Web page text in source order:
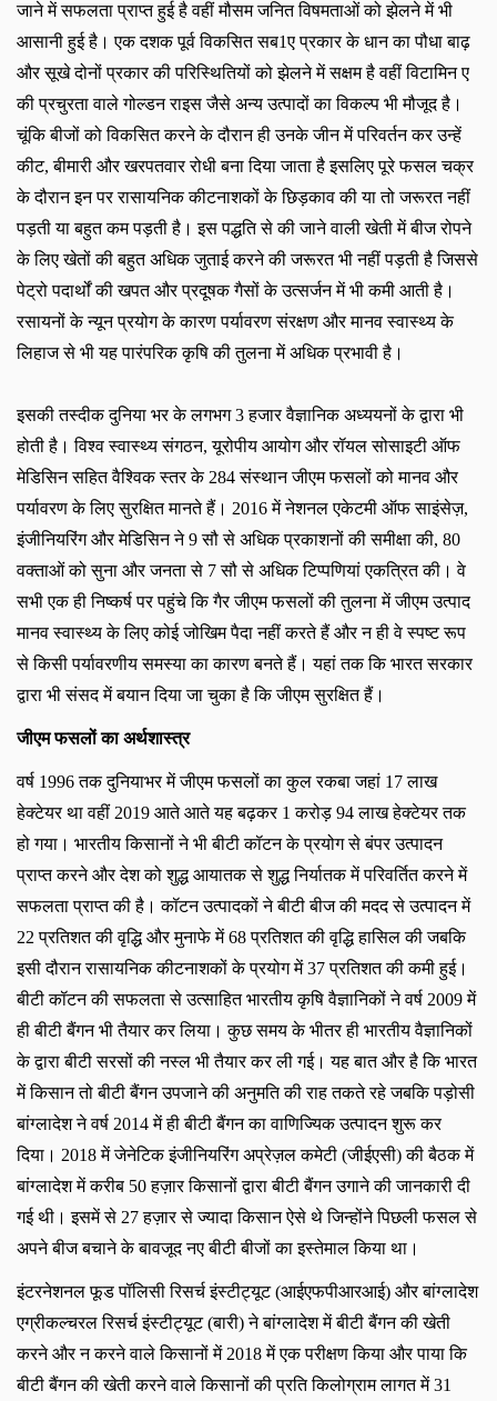
जाने में सफलता प्राप्त हुई है वहीं मौसम जनित विषमताओं को झेलने में भी
आसानी हुई है। एक दशक पूर्व विकसित सब1ए प्रकार के धान का पौधा बाढ़
और सूखे दोनों प्रकार की परिस्थितियों को झेलने में सक्षम है वहीं विटामिन ए
की प्रचुरता वाले गोल्डन राइस जैसे अन्य उत्पादों का विकल्प भी मौजूद है।
चूंकि बीजों को विकसित करने के दौरान ही उनके जीन में परिवर्तन कर उन्हें
कीट, बीमारी और खरपतवार रोधी बना दिया जाता है इसलिए पूरे फसल चक्र
के दौरान इन पर रासायनिक कीटनाशकों के छिड़काव की या तो जरूरत नहीं
पड़ती या बहुत कम पड़ती है। इस पद्धति से की जाने वाली खेती में बीज रोपने
के लिए खेतों की बहुत अधिक जुताई करने की जरूरत भी नहीं पड़ती है जिससे
पेट्रो पदार्थों की खपत और प्रदूषक गैसों के उत्सर्जन में भी कमी आती है।
रसायनों के न्यून प्रयोग के कारण पर्यावरण संरक्षण और मानव स्वास्थ्य के
लिहाज से भी यह पारंपरिक कृषि की तुलना में अधिक प्रभावी है।
इसकी तस्दीक दुनिया भर के लगभग3 हजार वैज्ञानिक अध्ययनों के द्वारा भी
होती है। विश्व स्वास्थ्य संगठन, यूरोपीय आयोग और रॉयल सोसाइटी ऑफ
मेडिसिन सहित वैश्विक स्तर के 284 संस्थान जीएम फसलों को मानव और
पर्यावरण के लिए सुरक्षित मानते हैं। 2016 में नेशनल एकेटमी ऑफ साइंसेज़,
इंजीनियरिंग और मेडिसिन ने 9 सौ से अधिक प्रकाशनों की समीक्षा की, 80
वक्ताओं को सुना और जनता से 7 सौ से अधिक टिप्पणियां एकत्रित की। वे
सभी एक ही निष्कर्ष पर पहुंचे कि गैर जीएम फसलों की तुलना में जीएम उत्पाद
मानव स्वास्थ्य के लिए कोई जोखिम पैदा नहीं करते हैं और न ही वे स्पष्ट रूप
से किसी पर्यावरणीय समस्या का कारण बनते हैं। यहां तक कि भारत सरकार
द्वारा भी संसद में बयान दिया जा चुका है कि जीएम सुरक्षित हैं।
जीएम फसलों का अर्थशास्त्र
वर्ष 1996 तक दुनियाभर में जीएम फसलों का कुल रकबा जहां 17 लाख
हेक्टेयर था वहीं 2019 आते आते यह बढ़कर 1 करोड़ 94 लाख हेक्टेयर तक
हो गया। भारतीय किसानों ने भी बीटी कॉटन के प्रयोग से बंपर उत्पादन
प्राप्त करने और देश को शुद्ध आयातक से शुद्ध निर्यातक में परिवर्तित करने में
सफलता प्राप्त की है। कॉटन उत्पादकों ने बीटी बीज की मदद से उत्पादन में
22 प्रतिशत की वृद्धि और मुनाफे में 68 प्रतिशत की वृद्धि हासिल की जबकि
इसी दौरान रासायनिक कीटनाशकों के प्रयोग में 37 प्रतिशत की कमी हुई।
बीटी कॉटन की सफलता से उत्साहित भारतीय कृषि वैज्ञानिकों ने वर्ष 2009 में
ही बीटी बैंगन भी तैयार कर लिया। कुछ समय के भीतर ही भारतीय वैज्ञानिकों
के द्वारा बीटी सरसों की नस्ल भी तैयार कर ली गई। यह बात और है कि भारत
में किसान तो बीटी बैंगन उपजाने की अनुमति की राह तकते रहे जबकि पड़ोसी
बांग्लादेश ने वर्ष 2014 में ही बीटी बैंगन का वाणिज्यिक उत्पादन शुरू कर
दिया। 2018 में जेनेटिक इंजीनियरिंग अप्रेज़ल कमेटी (जीईएसी) की बैठक में
बांग्लादेश में करीब 50 हज़ार किसानों द्वारा बीटी बैंगन उगाने की जानकारी दी
गई थी। इसमें से 27 हज़ार से ज्यादा किसान ऐसे थे जिन्होंने पिछली फसल से
अपने बीज बचाने के बावजूद नए बीटी बीजों का इस्तेमाल किया था।
इंटरनेशनल फूड पॉलिसी रिसर्च इंस्टीट्यूट (आईएफपीआरआई) और बांग्लादेश
एग्रीकल्चरल रिसर्च इंस्टीट्यूट (बारी) ने बांग्लादेश में बीटी बैंगन की खेती
करने और न करने वाले किसानों में 2018 में एक परीक्षण किया और पाया कि
बीटी बैंगन की खेती करने वाले किसानों की प्रति किलोग्राम लागत में 31